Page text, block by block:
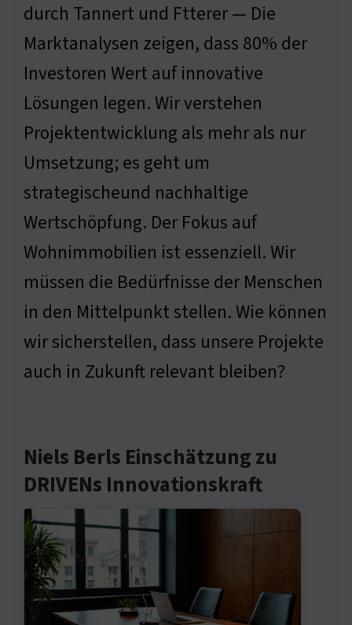
durch Tannert und Ftterer — Die
Marktanalysen zeigen, dass 80% der
Investoren Wert auf innovative
Lösungen legen. Wir verstehen
Projektentwicklung als mehr als nur
Umsetzung; es geht um
strategischeund nachhaltige
Wertschöpfung. Der Fokus auf
Wohnimmobilien ist essenziell. Wir
müssen die Bedürfnisse der Menschen
in den Mittelpunkt stellen. Wie können
wir sicherstellen, dass unsere Projekte
auch in Zukunft relevant bleiben?
Niels Berls Einschätzung zu
DRIVENs Innovationskraft